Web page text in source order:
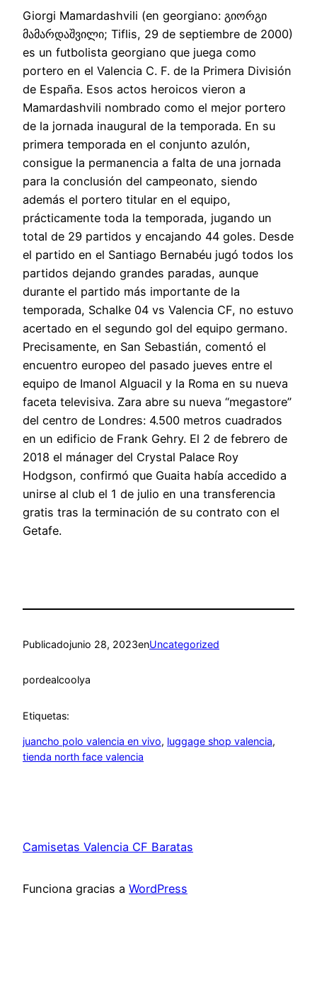
Giorgi Mamardashvili (en georgiano: გიორგი
მამარდაშვილი; Tiflis, 29 de septiembre de 2000)
es un futbolista georgiano que juega como
portero en el Valencia C. F. de la Primera División
de España. Esos actos heroicos vieron a
Mamardashvili nombrado como el mejor portero
de la jornada inaugural de la temporada. En su
primera temporada en el conjunto azulón,
consigue la permanencia a falta de una jornada
para la conclusión del campeonato, siendo
además el portero titular en el equipo,
prácticamente toda la temporada, jugando un
total de 29 partidos y encajando 44 goles. Desde
el partido en el Santiago Bernabéu jugó todos los
partidos dejando grandes paradas, aunque
durante el partido más importante de la
temporada, Schalke 04 vs Valencia CF, no estuvo
acertado en el segundo gol del equipo germano.
Precisamente, en San Sebastián, comentó el
encuentro europeo del pasado jueves entre el
equipo de Imanol Alguacil y la Roma en su nueva
faceta televisiva. Zara abre su nueva “megastore”
del centro de Londres: 4.500 metros cuadrados
en un edificio de Frank Gehry. El 2 de febrero de
2018 el mánager del Crystal Palace Roy
Hodgson, confirmó que Guaita había accedido a
unirse al club el 1 de julio en una transferencia
gratis tras la terminación de su contrato con el
Getafe.
Publicadojunio 28, 2023enUncategorized
pordealcoolya
Etiquetas:
juancho polo valencia en vivo, luggage shop valencia
tienda north face valencia
Camisetas Valencia CF Baratas
Funciona gracias a WordPress